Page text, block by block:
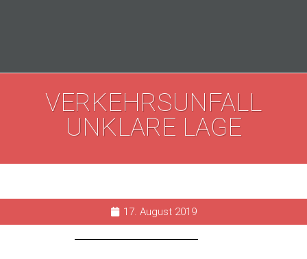
VERKEHRSUNFALL
UNKLARE LAGE
17. August 2019